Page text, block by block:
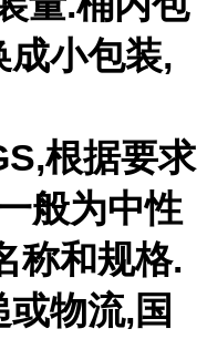
小包装,
根据要求
般为中性
称和规格.
或物流,国